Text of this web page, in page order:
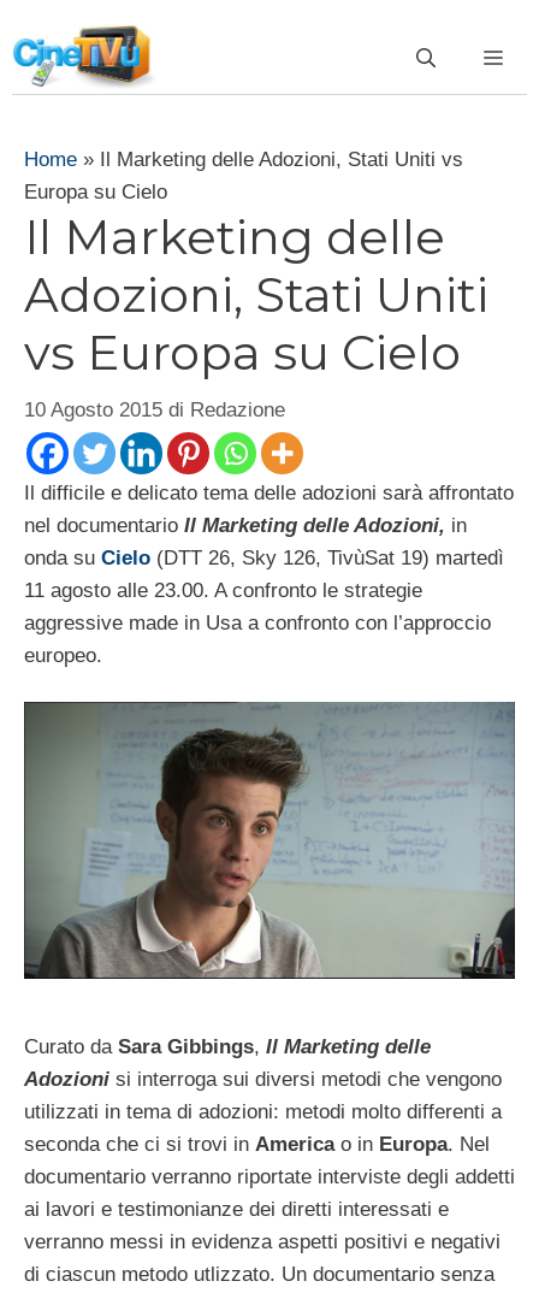
al
contenuto
Home » Il Marketing delle Adozioni, Stati Uniti vs
Europa su Cielo
Il Marketing delle
Adozioni, Stati Uniti
vs Europa su Cielo
10 Agosto 2015 di Redazione
Il difficile e delicato tema delle adozioni sarà affrontato
nel documentario Il Marketing delle Adozioni, in
onda su Cielo (DTT 26, Sky 126, TivùSat 19) martedì
11 agosto alle 23.00. A confronto le strategie
aggressive made in Usa a confronto con l’approccio
europeo.
Curato daSara Gibbings, Il Marketing delle
Adozioni si interroga sui diversi metodi che vengono
utilizzati in tema di adozioni: metodi molto differenti a
seconda che ci si trovi in Americao in Europa. Nel
documentario verranno riportate interviste degli addetti
ai lavori e testimonianze dei diretti interessati e
verranno messi in evidenza aspetti positivi e negativi
di ciascun metodo utlizzato. Un documentario senza